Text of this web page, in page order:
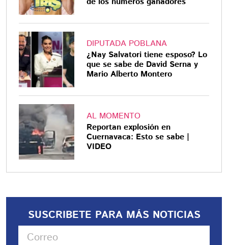
DIPUTADA POBLANA
¿Nay Salvatori tiene esposo? Lo
que se sabe de David Serna y
Mario Alberto Montero
AL MOMENTO
Reportan explosión en
Cuernavaca: Esto se sabe |
VIDEO
SUSCRIBETE PARA MÁS NOTICIAS